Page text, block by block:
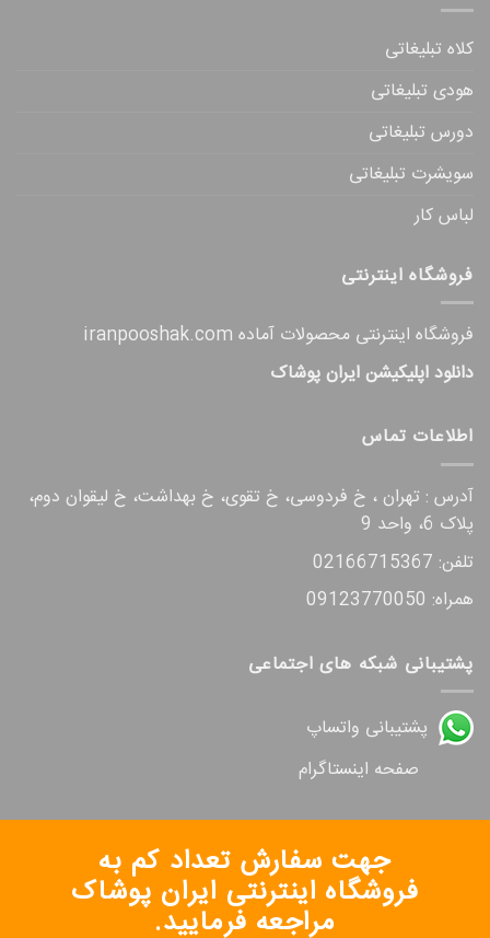
کلاه تبلیغاتی
هودی تبلیغاتی
دورس تبلیغاتی
سویشرت تبلیغاتی
لباس کار
فروشگاه اینترنتی
فروشگاه اینترنتی محصولات آماده iranpooshak.com
دانلود اپلیکیشن ایران پوشاک
اطلاعات تماس
آدرس : تهران ، خ فردوسی، خ تقوی، خ بهداشت، خ لیقوان دوم،
پلاک 6، واحد 9
تلفن: 02166715367
همراه: 09123770050
پشتیبانی شبکه های اجتماعی
پشتیبانی واتساپ
صفحه اینستاگرام
جهت سفارش تعداد کم به
فروشگاه اینترنتی ایران پوشاک
مراجعه فرمایید.